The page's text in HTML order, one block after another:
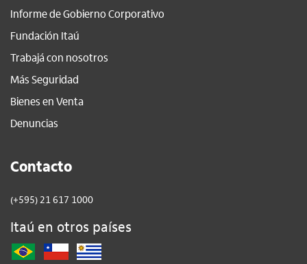
Informe de Gobierno Corporativo
Fundación Itaú
Trabajá con nosotros
Más Seguridad
Bienes en Venta
Denuncias
Contacto
(+595) 21 617 1000
Itaú en otros países